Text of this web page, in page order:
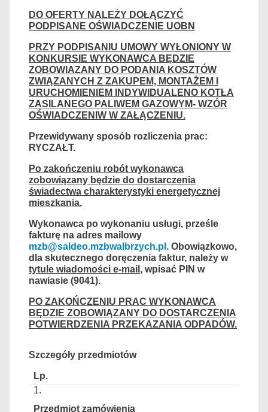
DO OFERTY NALEŻY DOŁĄCZYĆ
PODPISANE OŚWIADCZENIE UOBN
PRZY PODPISANIU UMOWY WYŁONIONY W
KONKURSIE WYKONAWCA BĘDZIE
ZOBOWIAZANY DO PODANIA KOSZTÓW
ZWIĄZANYCH Z ZAKUPEM, MONTAŻEM I
URUCHOMIENIEM INDYWIDUALENO KOTŁA
ZASILANEGO PALIWEM GAZOWYM- WZÓR
OŚWIADCZENIW W ZAŁĄCZENIU.
Przewidywany sposób rozliczenia prac:
RYCZAŁT.
Po zakończeniu robót wykonawca
zobowiązany będzie do dostarczenia
świadectwa charakterystyki energetycznej
mieszkania.
Wykonawca po wykonaniu usługi, prześle
fakturę na adres mailowy
mzb@saldeo.mzbwalbrzych.pl . Obowiązkowo,
dla skutecznego doręczenia faktur, należy w
tytule wiadomości e-mail , wpisać PIN w
nawiasie (9041).
PO ZAKOŃCZENIU PRAC WYKONAWCA
BĘDZIE ZOBOWIĄZANY DO DOSTARCZENIA
POTWIERDZENIA PRZEKAZANIA ODPADÓW.
Szczegóły przedmiotów
1.